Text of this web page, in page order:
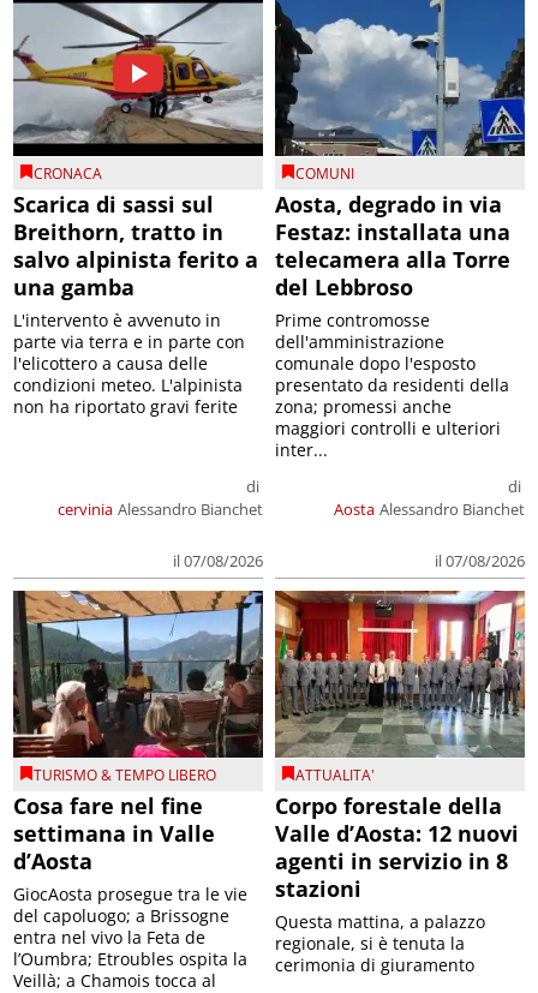
CRONACA
Scarica di sassi sul
Breithorn, tratto in
salvo alpinista ferito a
una gamba
cervinia
di
Alessandro Bianchet
il 07/08/2026
L'intervento è avvenuto in
parte via terra e in parte con
l'elicottero a causa delle
condizioni meteo. L'alpinista
non ha riportato gravi ferite
COMUNI
Aosta, degrado in via
Festaz: installata una
telecamera alla Torre
del Lebbroso
Aosta
di
Alessandro Bianchet
il 07/08/2026
Prime contromosse
dell'amministrazione
comunale dopo l'esposto
presentato da residenti della
zona; promessi anche
maggiori controlli e ulteriori
inter...
TURISMO & TEMPO LIBERO
Cosa fare nel fine
settimana in Valle
d’Aosta
GiocAosta prosegue tra le vie
del capoluogo; a Brissogne
entra nel vivo la Feta de
l’Oumbra; Etroubles ospita la
Veillà; a Chamois tocca al
ATTUALITA'
Corpo forestale della
Valle d’Aosta: 12 nuovi
agenti in servizio in 8
stazioni
Questa mattina, a palazzo
regionale, si è tenuta la
cerimonia di giuramento